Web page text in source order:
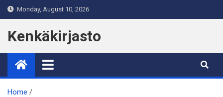
Skip
to
content
Monday, August 10, 2026
Kenkäkirjasto
Home